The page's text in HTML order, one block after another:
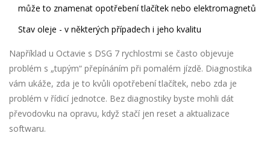
může to znamenat opotřebení tlačítek nebo elektromagnetů
Stav oleje - v některých případech i jeho kvalitu
Například u Octavie s DSG 7 rychlostmi se často objevuje
problém s „tupým“ přepínáním při pomalém jízdě. Diagnostika
vám ukáže, zda je to kvůli opotřebení tlačítek, nebo zda je
problém v řídicí jednotce. Bez diagnostiky byste mohli dát
převodovku na opravu, když stačí jen reset a aktualizace
softwaru.